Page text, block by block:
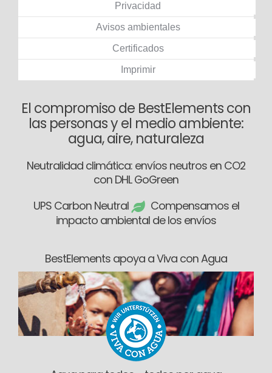
Privacidad
Avisos ambientales
Certificados
Imprimir
El compromiso de BestElements con
las personas y el medio ambiente:
agua, aire, naturaleza
Neutralidad climática: envíos neutros en CO2
con DHL GoGreen
UPS Carbon Neutral
Compensamos el
impacto ambiental de los envíos
BestElements apoya a Viva con Agua